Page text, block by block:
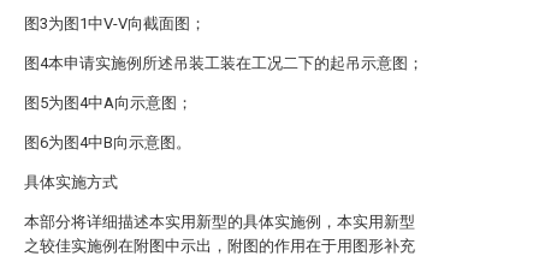
图3为图1中V-V向截面图；
图4本申请实施例所述吊装工装在工况二下的起吊示意图；
图5为图4中A向示意图；
图6为图4中B向示意图。
具体实施方式
本部分将详细描述本实用新型的具体实施例，本实用新型
之较佳实施例在附图中示出，附图的作用在于用图形补充